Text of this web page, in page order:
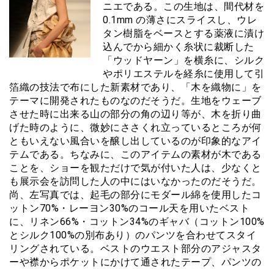
ニエである。この生地は、間代材を
0.1mm の薄さにスライスし、ウレ
タン樹脂をベースとする薬液に漬け
込んでから細かく糸状に裁断した
「ウッドヤーン」を横糸に、シルク
やポリエステルを経糸に使用して引
箔織の技法で布にした新素材であり、「木を織物に」を
テーマに開発されたものなのだそうだ。生地をウェーブ
させた時に出来る山の部分の角の辺り等が、木を折り曲
げた時のように、微妙にささくれ立っているところが何
ともいえない風合いを醸し出しているのが印象的なアイ
テムである。ちなみに、このアイテムの素材が木である
ことを、ショーを観ただけで気が付いた人は、少なくと
も展示会を訪問した人の中にはいなかったのだそうだ。
尚、左写真では、起毛の部分にモダール綿を使用したコ
ットン70%・レーヨン30%のコール天を用いたベスト
に、リネン66%・コットン34%のギャバ（コットン100%
とシルク100%の別布あり）のパンツを合わせてスタイ
リングされている。ベストのウエスト部分のアジャスタ
ーや襟からポケットにかけて通されたテープ、パンツの